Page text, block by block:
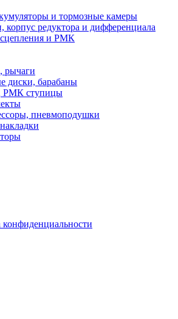
и тормозные камеры
корпус редуктора и дифференциала
и РМК
рычаги
диски, барабаны
РМК ступицы
пневмоподушки